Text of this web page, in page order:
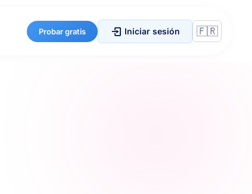
Probar gratis Iniciar sesión